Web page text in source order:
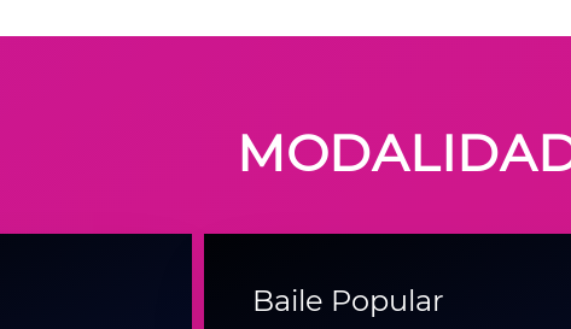
Baile Popular